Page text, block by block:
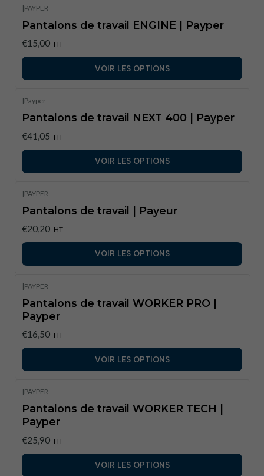
|PAYPER
Pantalons de travail ENGINE | Payper
€15,00 HT
VOIR LES OPTIONS
|Payper
Pantalons de travail NEXT 400 | Payper
€41,05 HT
VOIR LES OPTIONS
|PAYPER
Pantalons de travail | Payeur
€20,20 HT
VOIR LES OPTIONS
|PAYPER
Pantalons de travail WORKER PRO |
Payper
€16,50 HT
VOIR LES OPTIONS
|PAYPER
Pantalons de travail WORKER TECH |
Payper
€25,90 HT
VOIR LES OPTIONS